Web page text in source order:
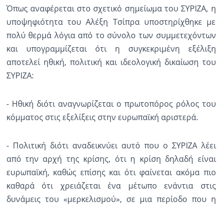
Όπως αναφέρεται στο σχετικό σημείωμα του ΣΥΡΙΖΑ, η
υποψηφιότητα του Αλέξη Τσίπρα υποστηρίχθηκε με
πολύ θερμά λόγια από το σύνολο των συμμετεχόντων
και υπογραμμίζεται ότι η συγκεκριμένη εξέλιξη
αποτελεί ηθική, πολιτική και ιδεολογική δικαίωση του
ΣΥΡΙΖΑ:
- Ηθική διότι αναγνωρίζεται ο πρωτοπόρος ρόλος του
κόμματος στις εξελίξεις στην ευρωπαϊκή αριστερά.
- Πολιτική διότι αναδεικνύει αυτό που ο ΣΥΡΙΖΑ λέει
από την αρχή της κρίσης, ότι η κρίση δηλαδή είναι
ευρωπαϊκή, καθώς επίσης και ότι φαίνεται ακόμα πιο
καθαρά ότι χρειάζεται ένα μέτωπο ενάντια στις
δυνάμεις του «μερκελισμού», σε μια περίοδο που η